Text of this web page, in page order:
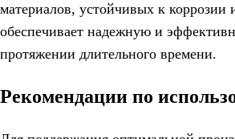
материалов, устойчивых к коррозии
обеспечивает надежную и
протяжении длительного времени.
Рекомендации по